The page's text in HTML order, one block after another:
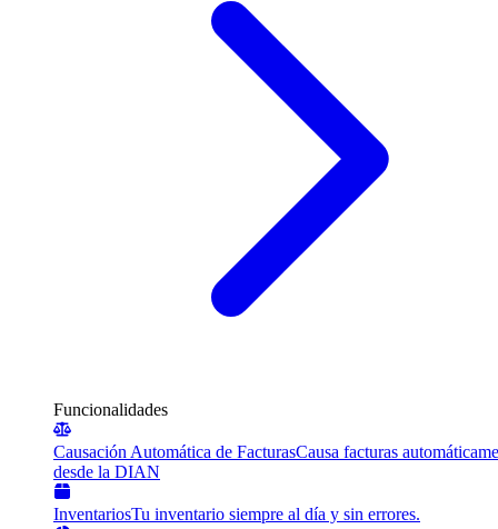
Funcionalidades
Causación Automática de FacturasCausa facturas
desde la DIAN
InventariosTu inventario siempre al día y sin errores.